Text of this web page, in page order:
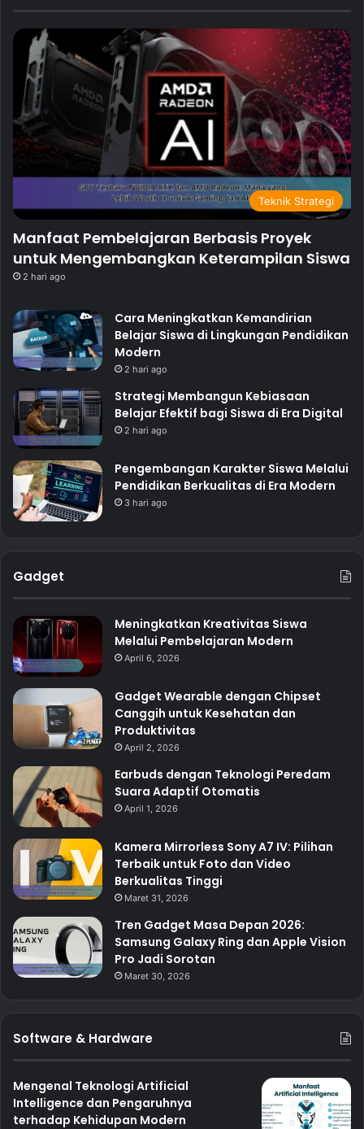
Teknik Strategi
Manfaat Pembelajaran Berbasis Proyek
untuk Mengembangkan Keterampilan Siswa
2 hari ago
Cara Meningkatkan Kemandirian
Belajar Siswa di Lingkungan Pendidikan
Modern
2 hari ago
Strategi Membangun Kebiasaan
Belajar Efektif bagi Siswa di Era Digital
2 hari ago
Pengembangan Karakter Siswa Melalui
Pendidikan Berkualitas di Era Modern
3 hari ago
Gadget
Meningkatkan Kreativitas Siswa
Melalui Pembelajaran Modern
April 6, 2026
Gadget Wearable dengan Chipset
Canggih untuk Kesehatan dan
Produktivitas
April 2, 2026
Earbuds dengan Teknologi Peredam
Suara Adaptif Otomatis
April 1, 2026
Kamera Mirrorless Sony A7 IV: Pilihan
Terbaik untuk Foto dan Video
Berkualitas Tinggi
Maret 31, 2026
Tren Gadget Masa Depan 2026:
Samsung Galaxy Ring dan Apple Vision
Pro Jadi Sorotan
Maret 30, 2026
Software & Hardware
Mengenal Teknologi Artificial
Intelligence dan Pengaruhnya
terhadap Kehidupan Modern